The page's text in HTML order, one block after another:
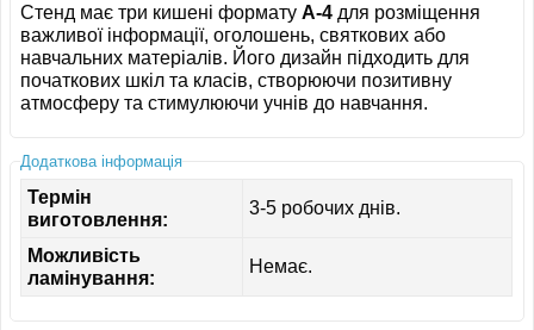
Стенд має три кишені форматуA-4 для розміщення
важливої інформації, оголошень, святкових або
навчальних матеріалів. Його дизайн підходить для
початкових шкіл та класів, створюючи позитивну
атмосферу та стимулюючи учнів до навчання.
Додаткова інформація
Термін
виготовлення:
3-5 робочих днів.
Можливість
ламінування:
Немає.